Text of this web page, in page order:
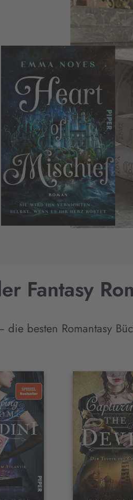
Fantasy
besten Romantasy